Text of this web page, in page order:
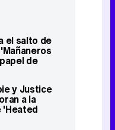
el salto de
de
y Justice
a la
'Heated